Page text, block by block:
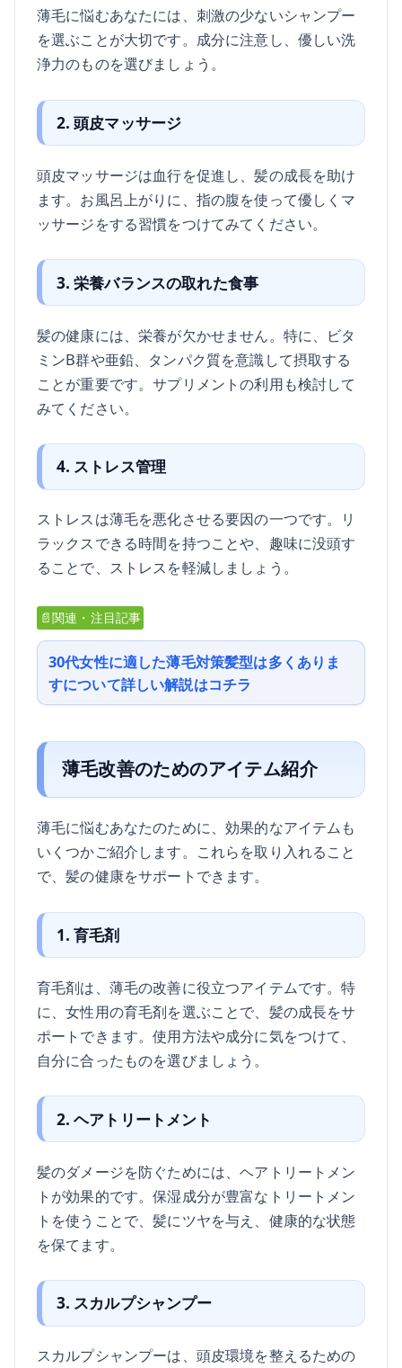
薄毛に悩むあなたには、刺激の少ないシャンプー
を選ぶことが大切です。成分に注意し、優しい洗
浄力のものを選びましょう。
2. 頭皮マッサージ
頭皮マッサージは血行を促進し、髪の成長を助け
ます。お風呂上がりに、指の腹を使って優しくマ
ッサージをする習慣をつけてみてください。
3. 栄養バランスの取れた食事
髪の健康には、栄養が欠かせません。特に、ビタ
ミンB群や亜鉛、タンパク質を意識して摂取する
ことが重要です。サプリメントの利用も検討して
みてください。
4. ストレス管理
ストレスは薄毛を悪化させる要因の一つです。リ
ラックスできる時間を持つことや、趣味に没頭す
ることで、ストレスを軽減しましょう。
📄関連・注目記事
30代女性に適した薄毛対策髪型は多くありま
すについて詳しい解説はコチラ
薄毛改善のためのアイテム紹介
薄毛に悩むあなたのために、効果的なアイテムも
いくつかご紹介します。これらを取り入れること
で、髪の健康をサポートできます。
1. 育毛剤
育毛剤は、薄毛の改善に役立つアイテムです。特
に、女性用の育毛剤を選ぶことで、髪の成長をサ
ポートできます。使用方法や成分に気をつけて、
自分に合ったものを選びましょう。
2. ヘアトリートメント
髪のダメージを防ぐためには、ヘアトリートメン
トが効果的です。保湿成分が豊富なトリートメン
トを使うことで、髪にツヤを与え、健康的な状態
を保てます。
3. スカルプシャンプー
スカルプシャンプーは、頭皮環境を整えるための